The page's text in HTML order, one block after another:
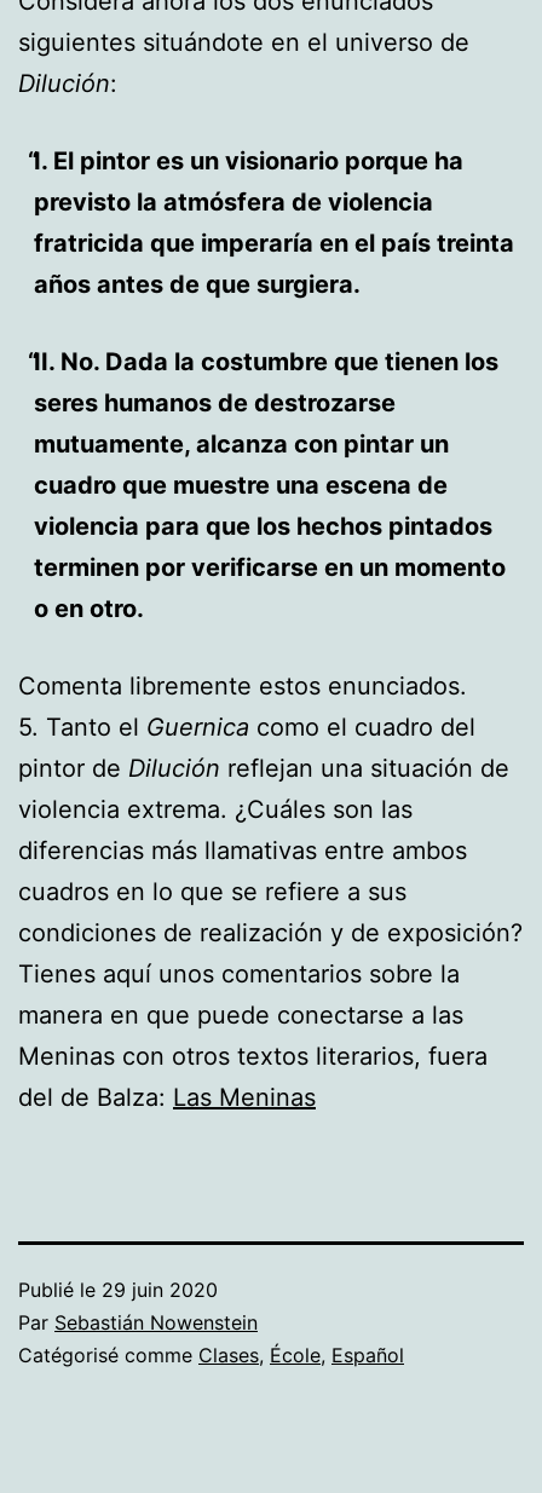
siguientes situándote en el universo de
Dilución:
I. El pintor es un visionario porque ha
previsto la atmósfera de violencia
fratricida que imperaría en el país treinta
años antes de que surgiera.
II. No. Dada la costumbre que tienen los
seres humanos de destrozarse
mutuamente, alcanza con pintar un
cuadro que muestre una escena de
violencia para que los hechos pintados
terminen por verificarse en un momento
o en otro.
Comenta libremente estos enunciados.
5. Tanto el Guernica como el cuadro del
pintor de Dilución reflejan una situación de
violencia extrema. ¿Cuáles son las
diferencias más llamativas entre ambos
cuadros en lo que se refiere a sus
condiciones de realización y de exposición?
Tienes aquí unos comentarios sobre la
manera en que puede conectarse a las
Meninas con otros textos literarios, fuera
del de Balza: Las Meninas
Publié le 29 juin 2020
Par Sebastián Nowenstein
Catégorisé comme Clases, École, Español